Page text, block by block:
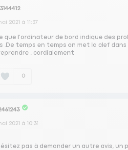
2021 à 11:37
que l'ordinateur de bord indique des
.De temps en temps on met la clef
. cordialement
0
2021 à 10:31
pas à demander un autre avis,